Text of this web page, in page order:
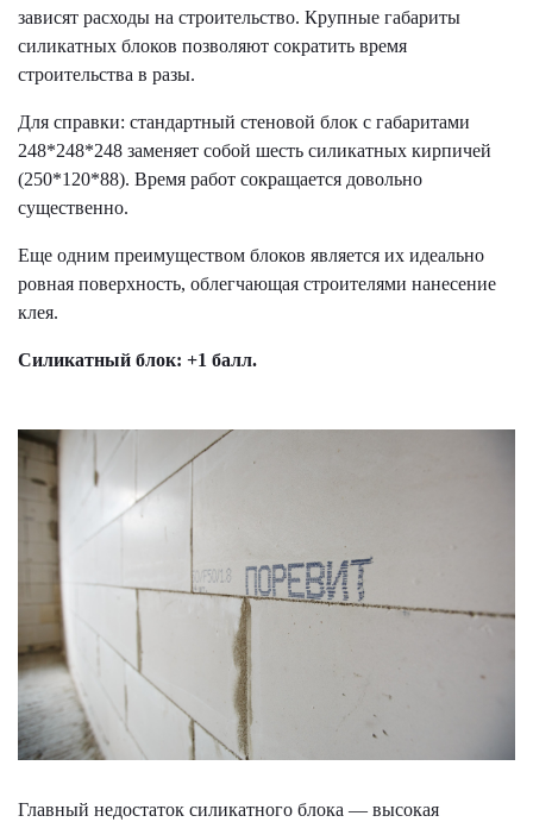
зависят расходы на строительство. Крупные габариты
силикатных блоков позволяют сократить время
строительства в разы.
Для справки: стандартный стеновой блок с габаритами
248*248*248 заменяет собой шесть силикатных кирпичей
(250*120*88). Время работ сокращается довольно
существенно.
Еще одним преимуществом блоков является их идеально
ровная поверхность, облегчающая строителями нанесение
клея.
Силикатный блок: +1 балл.
Главный недостаток силикатного блока — высокая